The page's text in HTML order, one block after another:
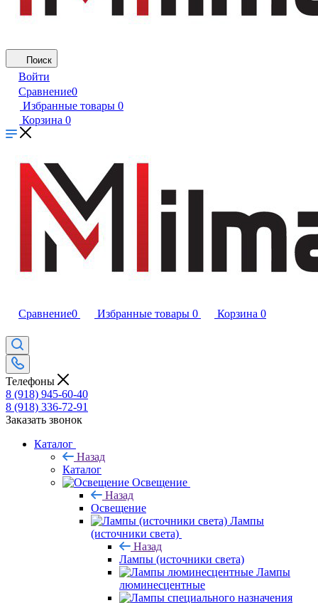
Поиск
Войти
Сравнение0
Избранные товары 0
Корзина 0
Сравнение0 Избранные товары 0 Корзина 0
Телефоны
8 (918) 945-60-40
8 (918) 336-72-91
Заказать звонок
Каталог
Назад
Каталог
Освещение
Назад
Освещение
Лампы
(источники света)
Назад
Лампы (источники света)
Лампы
люминесцентные